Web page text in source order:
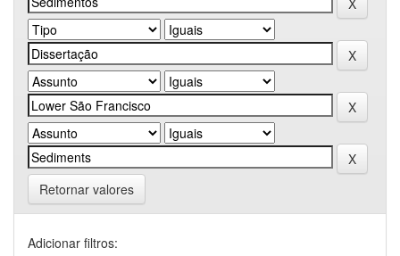
Retornar valores
Adicionar filtros: